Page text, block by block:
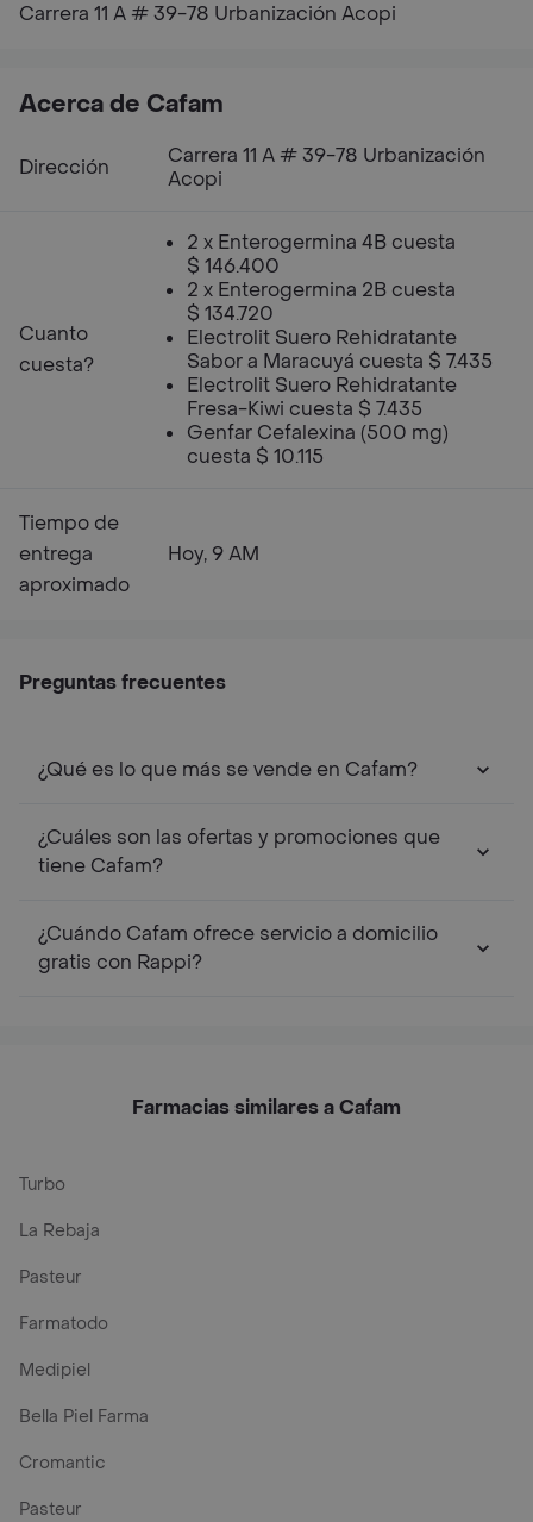
Carrera 11 A # 39-78 Urbanización Acopi
Acerca de Cafam
Dirección
Carrera 11 A # 39-78 Urbanización
Acopi
Cuanto
cuesta?
2 x Enterogermina 4B cuesta
$ 146.400
2 x Enterogermina 2B cuesta
$ 134.720
Electrolit Suero Rehidratante
Sabor a Maracuyá cuesta $ 7.435
Electrolit Suero Rehidratante
Fresa-Kiwi cuesta $ 7.435
Genfar Cefalexina (500 mg)
cuesta $ 10.115
Tiempo de
entrega
aproximado
Hoy, 9 AM
Preguntas frecuentes
¿Qué es lo que más se vende en Cafam?
¿Cuáles son las ofertas y promociones que
tiene Cafam?
¿Cuándo Cafam ofrece servicio a domicilio
gratis con Rappi?
Farmacias similares a Cafam
Turbo
La Rebaja
Pasteur
Farmatodo
Medipiel
Bella Piel Farma
Cromantic
Pasteur